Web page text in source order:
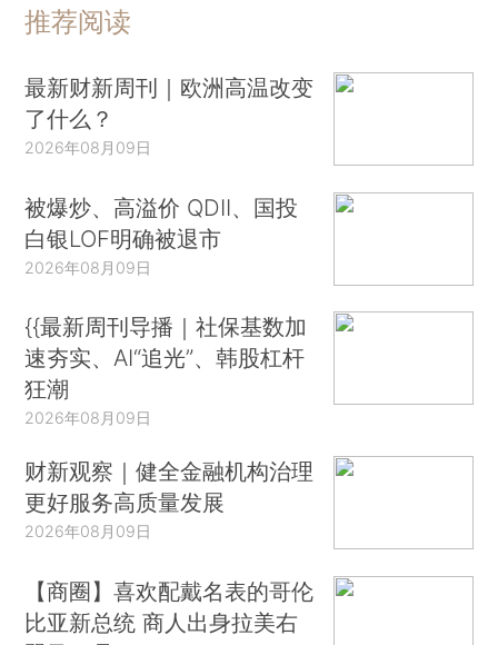
推荐阅读
最新财新周刊｜欧洲高温改变
了什么？
2026年08月09日
被爆炒、高溢价 QDII、国投
白银LOF明确被退市
2026年08月09日
{{最新周刊导播｜社保基数加
速夯实、AI“追光”、韩股杠杆
狂潮
2026年08月09日
财新观察｜健全金融机构治理
更好服务高质量发展
2026年08月09日
【商圈】喜欢配戴名表的哥伦
比亚新总统 商人出身拉美右